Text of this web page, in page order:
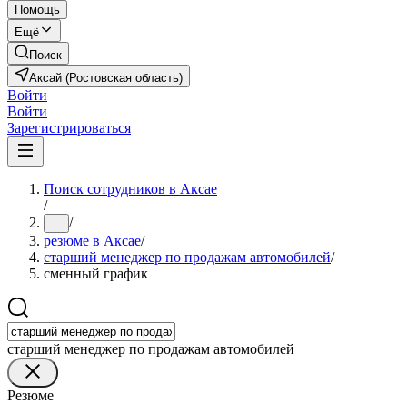
Помощь
Ещё
Поиск
Аксай (Ростовская область)
Войти
Войти
Зарегистрироваться
Поиск сотрудников в Аксае
/
... /
резюме в Аксае/
старший менеджер по продажам автомобилей/
сменный график
старший менеджер по продажам автомобилей
Резюме